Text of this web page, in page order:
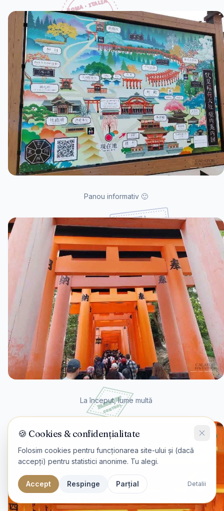
Panou informativ 🙂
La început, lume multă
🍪 Cookies & confidențialitate
Folosim cookies pentru funcționarea site-ului și (dacă
accepți) pentru statistici anonime. Tu alegi.
Accept Respinge Parțial Detalii